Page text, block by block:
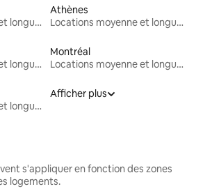
Locations moyenne et longue durée
Athènes
Locations moyenne et longue durée
Locations moyenne et longue durée
Montréal
Locations moyenne et longue durée
Locations moyenne et longue durée
Afficher plus
s'appliquer en fonction des zones
logements.